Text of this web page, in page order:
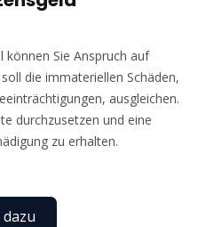
können Sie Anspruch auf
die immateriellen Schäden,
ausgleichen.
durchzusetzen und eine
zu erhalten.